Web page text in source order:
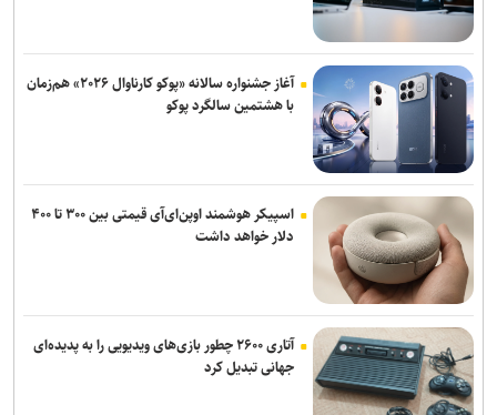
آغاز جشنواره سالانه «پوکو کارناوال ۲۰۲۶» هم‌زمان
با هشتمین سالگرد پوکو
اسپیکر هوشمند اوپن‌ای‌آی قیمتی بین ۳۰۰ تا ۴۰۰
دلار خواهد داشت
آتاری ۲۶۰۰ چطور بازی‌های ویدیویی را به پدیده‌ای
جهانی تبدیل کرد